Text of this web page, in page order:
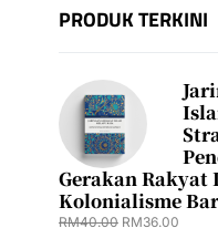
PRODUK TERKINI
Gerakan Rakyat
Kolonialisme
RM40.00 RM36.00